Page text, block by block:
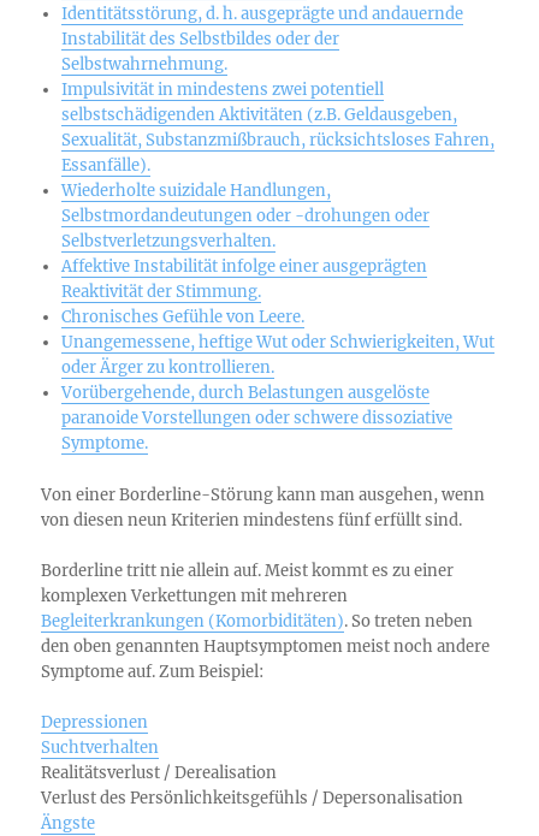
Identitätsstörung, d. h. ausgeprägte und andauernde
Instabilität des Selbstbildes oder der
Selbstwahrnehmung.
Impulsivität in mindestens zwei potentiell
selbstschädigenden Aktivitäten (z.B. Geldausgeben,
Sexualität, Substanzmißbrauch, rücksichtsloses Fahren,
Essanfälle).
Wiederholte suizidale Handlungen,
Selbstmordandeutungen oder -drohungen oder
Selbstverletzungsverhalten.
Affektive Instabilität infolge einer ausgeprägten
Reaktivität der Stimmung.
Chronisches Gefühle von Leere.
Unangemessene, heftige Wut oder Schwierigkeiten, Wut
oder Ärger zu kontrollieren.
Vorübergehende, durch Belastungen ausgelöste
paranoide Vorstellungen oder schwere dissoziative
Symptome.
Von einer Borderline-Störung kann man ausgehen, wenn
von diesen neun Kriterien mindestens fünf erfüllt sind.
Borderline tritt nie allein auf. Meist kommt es zu einer
komplexen Verkettungen mit mehreren
Begleiterkrankungen (Komorbiditäten). So treten neben
den oben genannten Hauptsymptomen meist noch andere
Symptome auf. Zum Beispiel:
Depressionen
Suchtverhalten
Realitätsverlust / Derealisation
Verlust des Persönlichkeitsgefühls / Depersonalisation
Ängste